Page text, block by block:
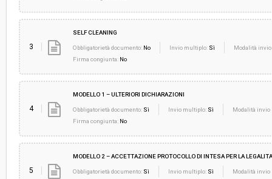
3
SELF CLEANING
Obbligatorietà documento: No Invio multiplo: Sì
Modalità
Firma congiunta: No
4
MODELLO 1 – ULTERIORI DICHIARAZIONI
Obbligatorietà documento: Sì Invio multiplo: Sì
Modalità invio
Firma congiunta: No
5
MODELLO 2 – ACCETTAZIONE PROTOCOLLO DI INTESA PER LA
Obbligatorietà documento: Sì Invio multiplo: Sì
Modalità invio